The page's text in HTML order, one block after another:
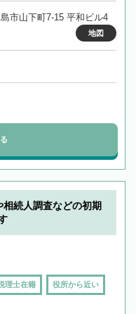
市山下町7-15 平和ビル4
地図
相続人調査などの初期
理士在籍 役所から近い